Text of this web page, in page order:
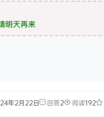
24年2月22日 回答2 阅读192